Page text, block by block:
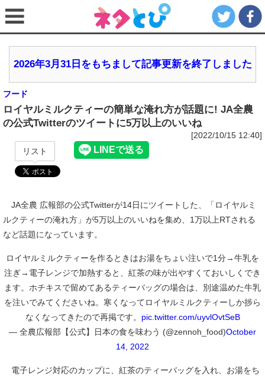
2026年3月31日をもちまして記事更新を終了しました
フード
ロイヤルミルクティーの簡単な淹れ方が話題に! JA全農
の公式Twitterのツイートに5万以上のいいね
[2022/10/15 12:40]
リスト
JA全農 広報部の公式Twitterが14日にツイートした、「ロイヤルミ
ルクティーの淹れ方」が5万以上のいいねを集め、1万以上RTされる
など話題になっています。
ロイヤルミルクティーを作るときはお湯をちょい注いで1分→牛乳を
注ぎ→電子レンジで加熱すると、紅茶の味が出やすくておいしくでき
ます。ホチキスで留めてあるティーバッグの場合は、別途温めた牛乳
を注いでみてくださいね。寒くなってロイヤルミルクティーしか捗ら
なくなってきたので再掲です。 pic.twitter.com/uyvlOvtSeB
— 全農広報部【公式】日本の食を味わう (@zennoh_food)October
14, 2022
電子レンジ対応のカップに、紅茶のティーバッグを入れ、お湯をち